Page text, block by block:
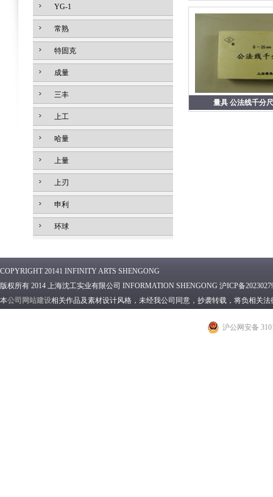
YG-1
常熟
特固克
成量
三丰
上工
哈量
上量
上刃
申利
环球
量具 公法线千分
COPYRIGHT 20141 INFINITY ARTS SHENGONG
版权所有 2014 上海沈工实业有限公司 INFORMATION SHENGONG 沪ICP备
本公司网站建设相关作品及素材设计风格，未经我公司同意，抄袭转载，将负相关法
沪公网安备